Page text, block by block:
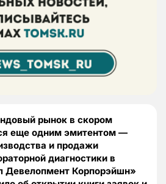
рынок в скором
еще одним эмитентом —
и продажи
диагностики в
Девелопмент Корпорэйшн»